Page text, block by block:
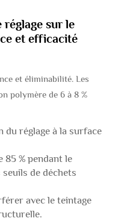
sur le
et efficacité
et éliminabilité. Les
polymère de 6 à 8 %
réglage à la surface
85 % pendant le
seuils de déchets
avec le teintage